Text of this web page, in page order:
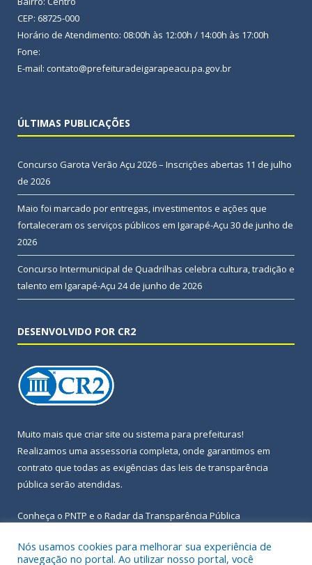
CEP: 68725-000
Horário de Atendimento: 08:00h às 12:00h / 14:00h às 17:00h
Fone:
E-mail: contato@prefeituradeigarapeacu.pa.gov.br
ÚLTIMAS PUBLICAÇÕES
Concurso Garota Verão Açu 2026 – Inscrições abertas 11 de julho
de 2026
Maio foi marcado por entregas, investimentos e ações que
fortaleceram os serviços públicos em Igarapé-Açu 30 de junho de
2026
Concurso Intermunicipal de Quadrilhas celebra cultura, tradição e
talento em Igarapé-Açu 24 de junho de 2026
DESENVOLVIDO POR CR2
Muito mais que criar site ou sistema para prefeituras!
Realizamos uma assessoria completa, onde garantimos em
contrato que todas as exigências das leis de transparência
pública serão atendidas.
Conheça o PNTP e o Radar da Transparência Pública
Nós usamos cookies para melhorar sua experiência de
navegação no portal. Ao utilizar nosso portal, você